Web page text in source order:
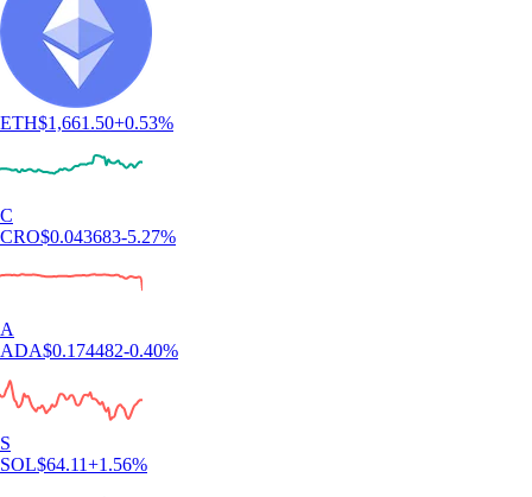
ETH$1,661.50+0.53%
C
CRO$0.043683-5.27%
A
ADA$0.174482-0.40%
S
SOL$64.11+1.56%